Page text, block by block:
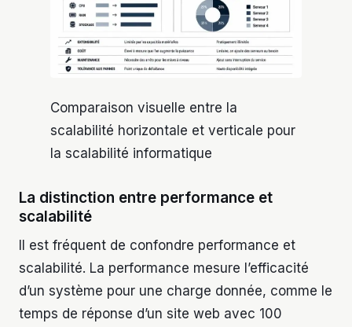
Comparaison visuelle entre la
scalabilité horizontale et verticale pour
la scalabilité informatique
La distinction entre performance et
scalabilité
Il est fréquent de confondre performance et
scalabilité. La performance mesure l’efficacité
d’un système pour une charge donnée, comme le
temps de réponse d’un site web avec 100